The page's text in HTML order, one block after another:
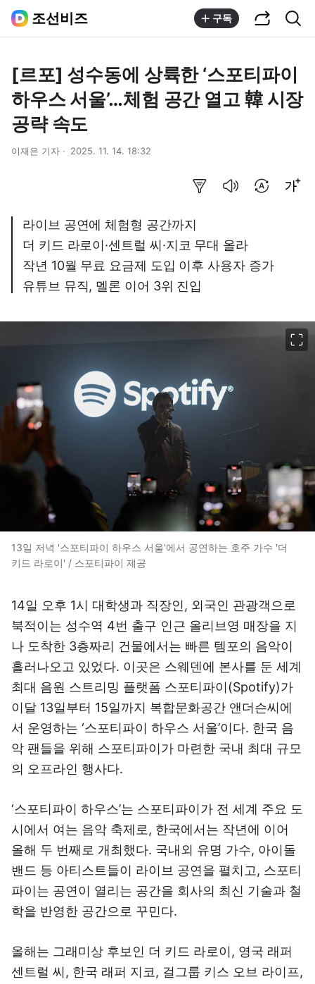
조선비즈 구독
[르포] 성수동에 상륙한 ‘스포티파이
하우스 서울’…체험 공간 열고 韓 시장
공략 속도
이재은 기자 2025. 11. 14. 18:32
라이브 공연에 체험형 공간까지
더 키드 라로이·센트럴 씨·지코 무대 올라
작년 10월 무료 요금제 도입 이후 사용자 증가
유튜브 뮤직, 멜론 이어 3위 진입
13일 저녁 '스포티파이 하우스 서울'에서 공연하는 호주 가수 '더
키드 라로이' / 스포티파이 제공
14일 오후 1시 대학생과 직장인, 외국인 관광객으로
북적이는 성수역 4번 출구 인근 올리브영 매장을 지
나 도착한 3층짜리 건물에서는 빠른 템포의 음악이
흘러나오고 있었다. 이곳은 스웨덴에 본사를 둔 세계
최대 음원 스트리밍 플랫폼 스포티파이(Spotify)가
이달 13일부터 15일까지 복합문화공간 앤더슨씨에
서 운영하는 ‘스포티파이 하우스 서울’이다. 한국 음
악 팬들을 위해 스포티파이가 마련한 국내 최대 규모
의 오프라인 행사다.
‘스포티파이 하우스’는 스포티파이가 전 세계 주요 도
시에서 여는 음악 축제로, 한국에서는 작년에 이어
올해 두 번째로 개최했다. 국내외 유명 가수, 아이돌
밴드 등 아티스트들이 라이브 공연을 펼치고, 스포티
파이는 공연이 열리는 공간을 회사의 최신 기술과 철
학을 반영한 공간으로 꾸민다.
올해는 그래미상 후보인 더 키드 라로이, 영국 래퍼
센트럴 씨, 한국 래퍼 지코, 걸그룹 키스 오브 라이프,